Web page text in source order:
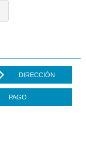
DIRECCIÓN
PAGO